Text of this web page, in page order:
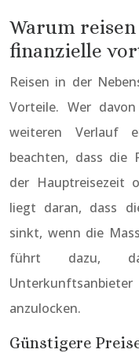
Warum
finanzielle
Reisen in der
Vorteile. Wer
weiteren Verlauf
beachten, dass die
der Hauptreisezeit
liegt daran, dass
sinkt, wenn die
führt dazu,
anzulocken.
Günstigere